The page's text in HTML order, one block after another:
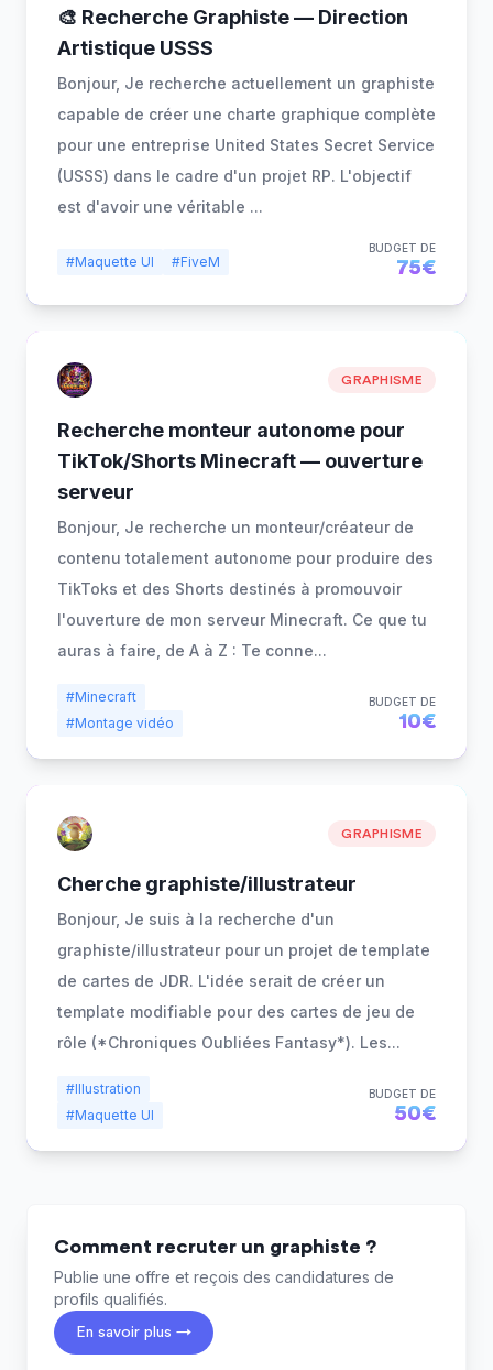
🎨 Recherche Graphiste — Direction
Artistique USSS
Bonjour, Je recherche actuellement un graphiste
capable de créer une charte graphique complète
pour une entreprise United States Secret Service
(USSS) dans le cadre d'un projet RP. L'objectif
est d'avoir une véritable ...
#Maquette UI #FiveM
BUDGET DE
75€
GRAPHISME
Recherche monteur autonome pour
TikTok/Shorts Minecraft — ouverture
serveur
Bonjour, Je recherche un monteur/créateur de
contenu totalement autonome pour produire des
TikToks et des Shorts destinés à promouvoir
l'ouverture de mon serveur Minecraft. Ce que tu
auras à faire, de A à Z : Te conne...
#Minecraft
#Montage vidéo
BUDGET DE
10€
GRAPHISME
Cherche graphiste/illustrateur
Bonjour, Je suis à la recherche d'un
graphiste/illustrateur pour un projet de template
de cartes de JDR. L'idée serait de créer un
template modifiable pour des cartes de jeu de
rôle (*Chroniques Oubliées Fantasy*). Les...
#Illustration
#Maquette UI
BUDGET DE
50€
Comment recruter un graphiste ?
Publie une offre et reçois des candidatures de
profils qualifiés.
En savoir plus →